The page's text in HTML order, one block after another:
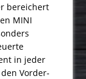
bereichert
MINI
in jeder
Vorder-